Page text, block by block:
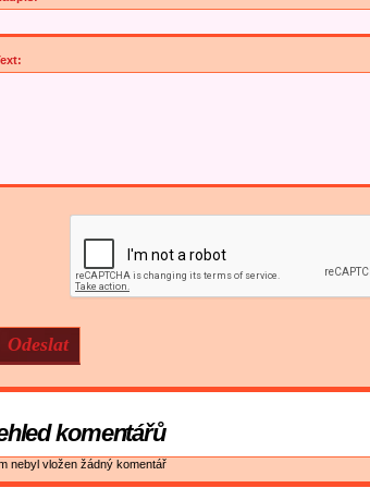
komentářů
nebyl vložen žádný komentář